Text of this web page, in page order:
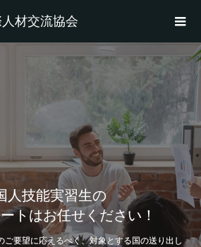
材交流協会
人技能実習生の
トはお任せください！
ご要望に応えるべく、対象とする国の送り出し